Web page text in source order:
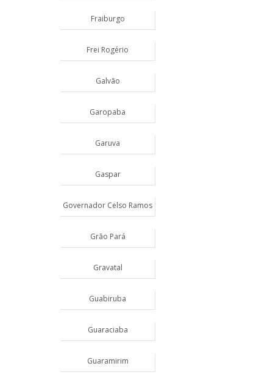
Fraiburgo
Frei Rogério
Galvão
Garopaba
Garuva
Gaspar
Governador Celso Ramos
Grão Pará
Gravatal
Guabiruba
Guaraciaba
Guaramirim